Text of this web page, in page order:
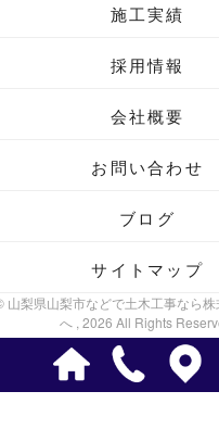
施工実績
採用情報
会社概要
お問い合わせ
ブログ
サイトマップ
梨県山梨市などで土木工事なら
へ , 2026 All Rights